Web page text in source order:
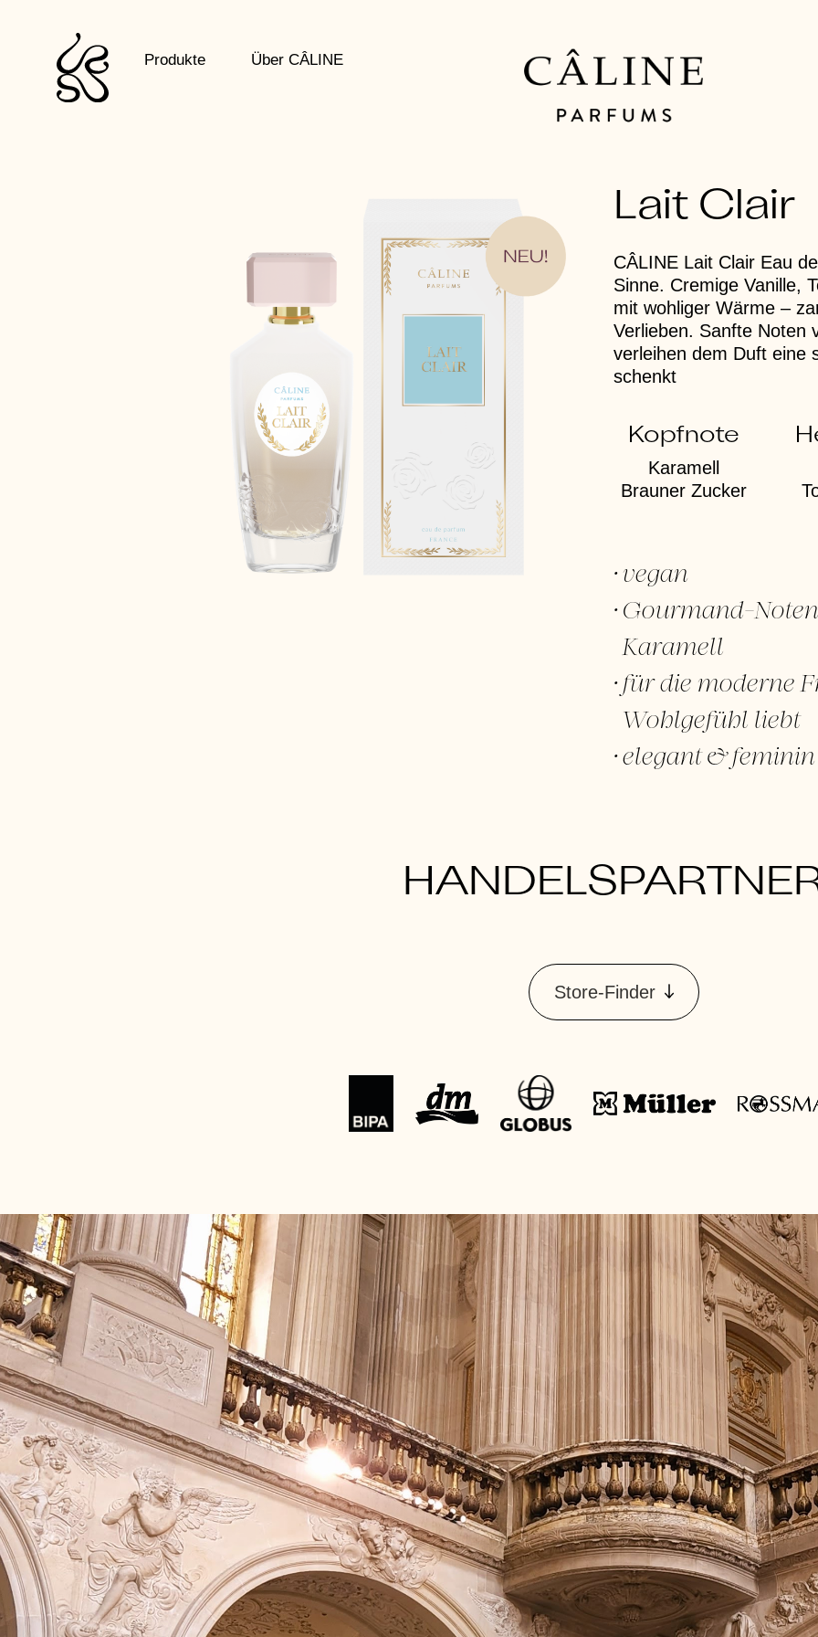
Produkte Über CÂLINE
Lait Clair
CÂLINE Lait Clair Eau
Sinne. Cremige Vanille,
mit wohliger Wärme –
Verlieben. Sanfte Noten
verleihen dem Duft eine
schenkt
Kopfnote
Karamell
Brauner Zucker
vegan
Gourmand-
Karamell
für die moderne
Wohlgefühl liebt
elegant & feminin
Store-Finder